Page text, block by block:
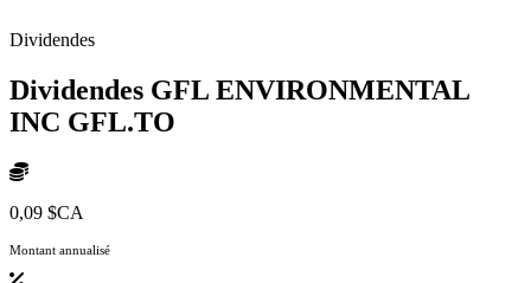
Dividendes
Dividendes GFL ENVIRONMENTAL
INC GFL.TO
0,09 $CA
Montant annualisé